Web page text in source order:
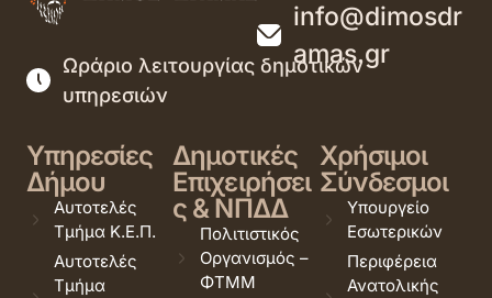
info@dimosdr
amas.gr
Ωράριο λειτουργίας δημοτικών
υπηρεσιών
Υπηρεσίες
Δήμου
Αυτοτελές
Τμήμα Κ.Ε.Π.
Αυτοτελές
Τμήμα
Δημοτικές
Επιχειρήσει
ς & ΝΠΔΔ
Πολιτιστικός
Οργανισμός –
ΦΤΜΜ
Χρήσιμοι
Σύνδεσμοι
Υπουργείο
Εσωτερικών
Περιφέρεια
Ανατολικής